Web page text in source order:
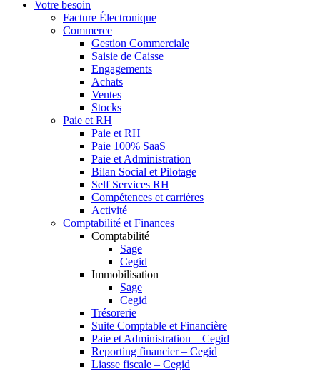
Votre besoin
Facture Électronique
Commerce
Gestion Commerciale
Saisie de Caisse
Engagements
Achats
Ventes
Stocks
Paie et RH
Paie et RH
Paie 100% SaaS
Paie et Administration
Bilan Social et Pilotage
Self Services RH
Compétences et carrières
Activité
Comptabilité et Finances
Comptabilité
Sage
Cegid
Immobilisation
Sage
Cegid
Trésorerie
Suite Comptable et Financière
Paie et Administration – Cegid
Reporting financier – Cegid
Liasse fiscale – Cegid